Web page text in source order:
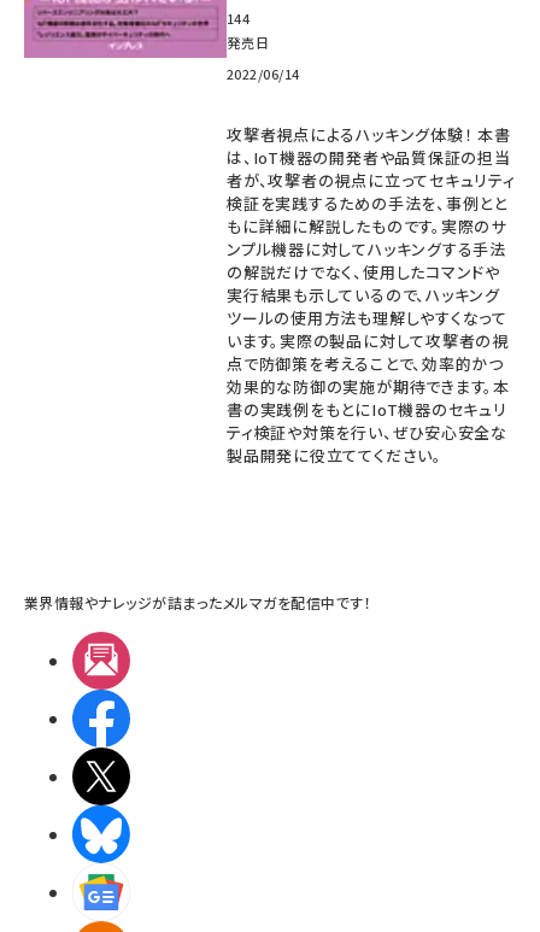
144
発売日
2022/06/14
攻撃者視点によるハッキング体験！ 本書
は、IoT機器の開発者や品質保証の担当
者が、攻撃者の視点に立ってセキュリティ
検証を実践するための手法を、事例とと
もに詳細に解説したものです。実際のサ
ンプル機器に対してハッキングする手法
の解説だけでなく、使用したコマンドや
実行結果も示しているので、ハッキング
ツールの使用方法も理解しやすくなって
います。実際の製品に対して攻撃者の視
点で防御策を考えることで、効率的かつ
効果的な防御の実施が期待できます。本
書の実践例をもとにIoT機器のセキュリ
ティ検証や対策を行い、ぜひ安心安全な
製品開発に役立ててください。
業界情報やナレッジが詰まったメルマガを配信中です！